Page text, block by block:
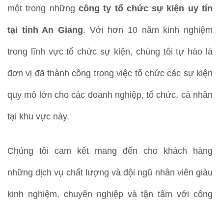
một trong những công ty tổ chức sự kiện uy tín
tại tỉnh An Giang. Với hơn 10 năm kinh nghiệm
trong lĩnh vực tổ chức sự kiện, chúng tôi tự hào là
đơn vị đã thành công trong việc tổ chức các sự kiện
quy mô lớn cho các doanh nghiệp, tổ chức, cá nhân
tại khu vực này.
Chúng tôi cam kết mang đến cho khách hàng
những dịch vụ chất lượng và đội ngũ nhân viên giàu
kinh nghiệm, chuyên nghiệp và tận tâm với công